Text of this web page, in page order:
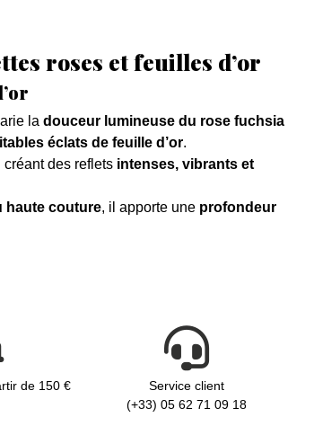
roses et feuilles d’or
la douceur lumineuse du rose fuchsia
éclats de feuille d’or.
des reflets intenses, vibrants et
haute couture, il apporte une profondeur
de 150 €
Service client
(+33) 05 62 71 09 18